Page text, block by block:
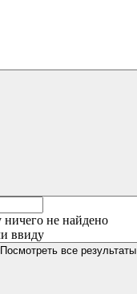
не найдено
ввиду
Посмотреть все результаты